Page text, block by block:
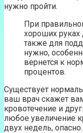
нужно пройти.
При
хороших руках
также для
нужно,
вернется к
процентов.
Существует
ваш врач скажет
кровотечение и
любое увеличение
двух недель, опасно.